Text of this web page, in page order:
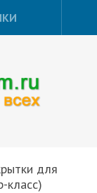
для
класс)